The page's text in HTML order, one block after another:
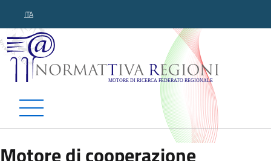
ITA
Normattiva Regioni -
Motore di cooperazione